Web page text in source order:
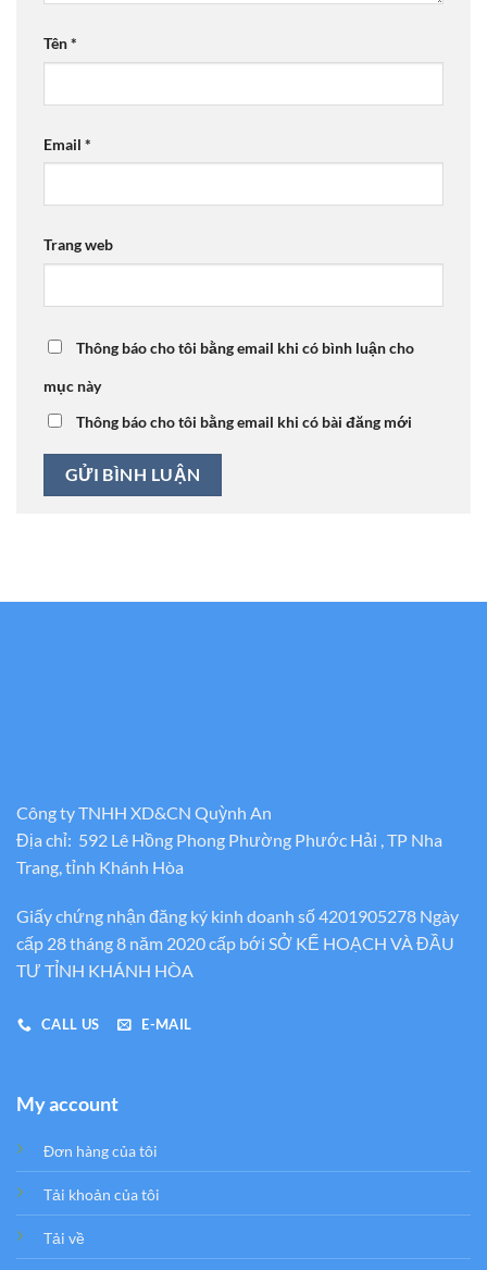
Tên*
Email *
Trang web
Thông báo cho tôi bằng email khi có bình luận cho
mục này
Thông báo cho tôi bằng email khi có bài đăng mới
Công ty TNHH XD&CN Quỳnh An
Địa chỉ: 592 Lê Hồng Phong Phường Phước Hải , TP Nha
Trang, tỉnh Khánh Hòa
Giấy chứng nhận đăng ký kinh doanh số 4201905278 Ngày
cấp 28 tháng 8 năm 2020 cấp bới SỞ KẾ HOẠCH VÀ ĐẦU
TƯ TỈNH KHÁNH HÒA
CALL US E-MAIL
My account
Đơn hàng của tôi
Tải khoản của tôi
Tải về